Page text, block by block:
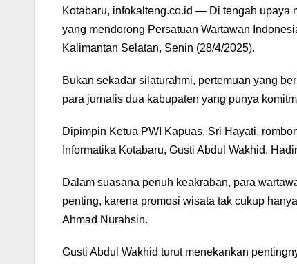
Kotabaru, infokalteng.co.id — Di tengah upaya
yang mendorong Persatuan Wartawan
Kalimantan Selatan, Senin (28/4/2025).
Bukan sekadar silaturahmi, pertemuan yang
para jurnalis dua kabupaten yang punya
Dipimpin Ketua PWI Kapuas, Sri Hayati,
Informatika Kotabaru, Gusti Abdul Wakhid.
Dalam suasana penuh keakraban, para
penting, karena promosi wisata tak cukup
Ahmad Nurahsin.
Gusti Abdul Wakhid turut menekankan